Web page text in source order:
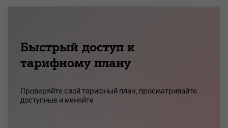
Быстрый доступ к
тарифному плану
Проверяйте свой тарифный план, просматривайте
доступные и меняйте